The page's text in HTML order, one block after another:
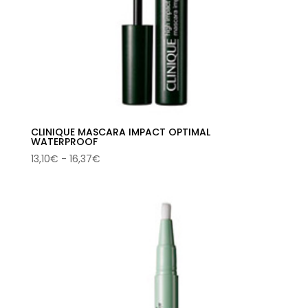
CLINIQUE MASCARA IMPACT OPTIMAL
WATERPROOF
13,10€ - 16,37€Rango